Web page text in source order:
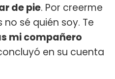
de pie. Por creerme
sé quién soy. Te
mi compañero
en su cuenta